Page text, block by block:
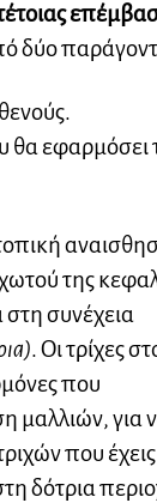
δύο
θα εφαρμόσει
της
στη συνέχεια
. Οι τρίχες
που
μαλλιών, για
που έχεις
δότρια